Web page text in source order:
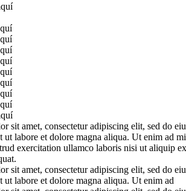
sit amet, consectetur adipiscing elit, sed do
ut labore et dolore magna aliqua. Ut enim ad
exercitation ullamco laboris nisi ut aliquip
sit amet, consectetur adipiscing elit, sed do
ut labore et dolore magna aliqua. Ut enim ad